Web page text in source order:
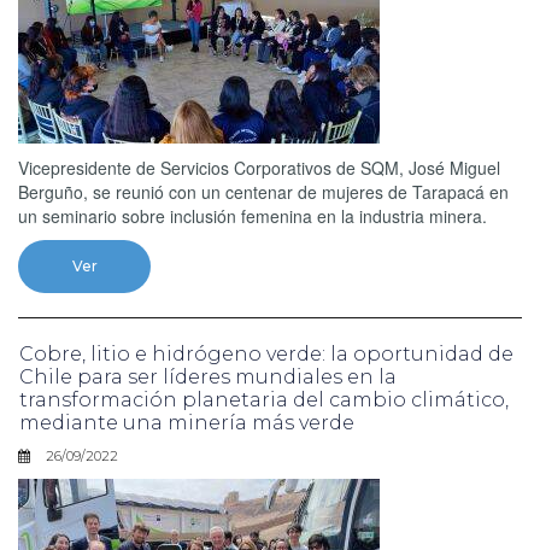
Vicepresidente de Servicios Corporativos de SQM, José Miguel
Berguño, se reunió con un centenar de mujeres de Tarapacá en
un seminario sobre inclusión femenina en la industria minera.
Ver
Cobre, litio e hidrógeno verde: la oportunidad de
Chile para ser líderes mundiales en la
transformación planetaria del cambio climático,
mediante una minería más verde
26/09/2022